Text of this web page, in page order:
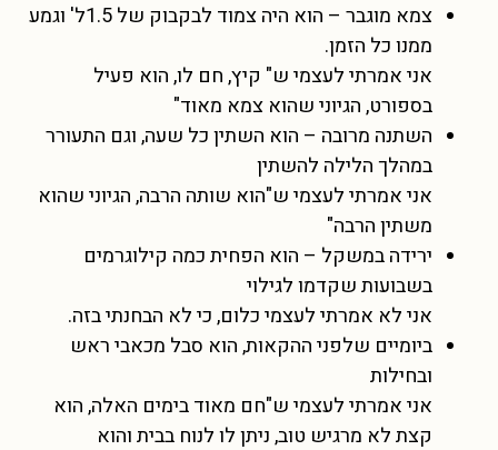
צמא מוגבר – הוא היה צמוד לבקבוק של 1.5ל' וגמע
ממנו כל הזמן.
אני אמרתי לעצמי ש" קיץ, חם לו, הוא פעיל
בספורט, הגיוני שהוא צמא מאוד"
השתנה מרובה – הוא השתין כל שעה, וגם התעורר
במהלך הלילה להשתין
אני אמרתי לעצמי ש"הוא שותה הרבה, הגיוני שהוא
משתין הרבה"
ירידה במשקל – הוא הפחית כמה קילוגרמים
בשבועות שקדמו לגילוי
אני לא אמרתי לעצמי כלום, כי לא הבחנתי בזה.
ביומיים שלפני ההקאות, הוא סבל מכאבי ראש
ובחילות
אני אמרתי לעצמי ש"חם מאוד בימים האלה, הוא
קצת לא מרגיש טוב, ניתן לו לנוח בבית והוא